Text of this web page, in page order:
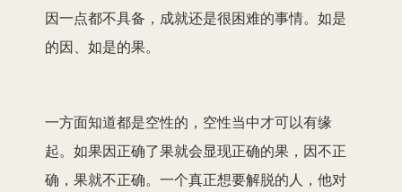
因一点都不具备，成就还是很困难的事情。如是
的因、如是的果。
一方面知道都是空性的，空性当中才可以有缘
起。如果因正确了果就会显现正确的果，因不正
确，果就不正确。一个真正想要解脱的人，他对